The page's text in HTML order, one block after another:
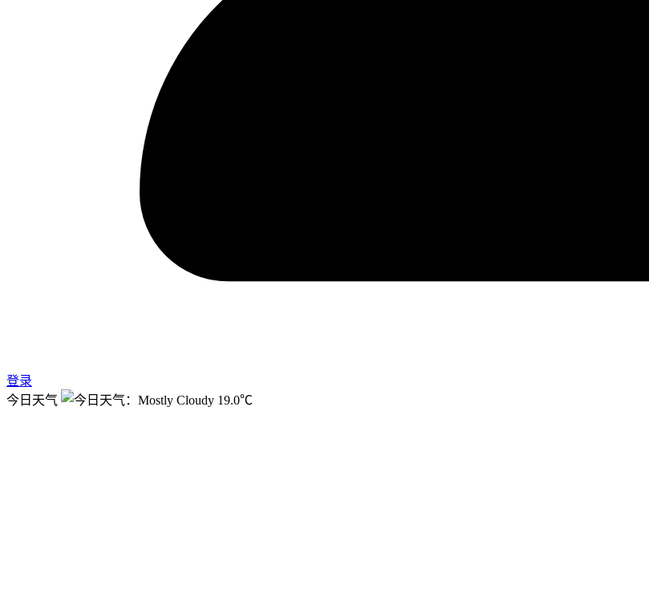
登录
今日天气
19.0℃